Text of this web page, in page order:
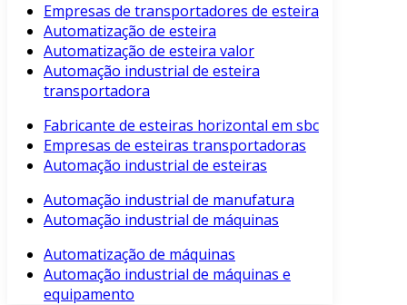
Empresas de transportadores de esteira
Automatização de esteira
Automatização de esteira valor
Automação industrial de esteira
transportadora
Fabricante de esteiras horizontal em sbc
Empresas de esteiras transportadoras
Automação industrial de esteiras
Automação industrial de manufatura
Automação industrial de máquinas
Automatização de máquinas
Automação industrial de máquinas e
equipamento